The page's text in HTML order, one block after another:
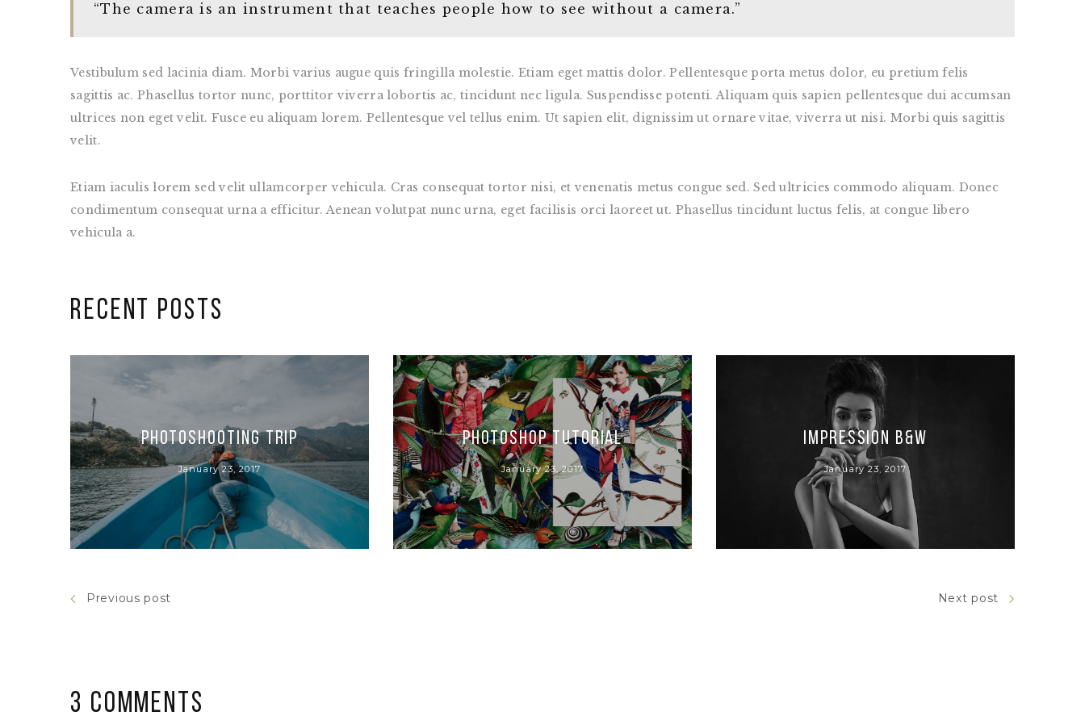
“The camera is an instrument that teaches people how to see without a camera.”
Vestibulum sed lacinia diam. Morbi varius augue quis fringilla molestie. Etiam eget mattis dolor. Pellentesque porta metus dolor, eu pretium felis
sagittis ac. Phasellus tortor nunc, porttitor viverra lobortis ac, tincidunt nec ligula. Suspendisse potenti. Aliquam quis sapien pellentesque dui accumsan
ultrices non eget velit. Fusce eu aliquam lorem. Pellentesque vel tellus enim. Ut sapien elit, dignissim ut ornare vitae, viverra ut nisi. Morbi quis sagittis
velit.
Etiam iaculis lorem sed velit ullamcorper vehicula. Cras consequat tortor nisi, et venenatis metus congue sed. Sed ultricies commodo aliquam. Donec
condimentum consequat urna a efficitur. Aenean volutpat nunc urna, eget facilisis orci laoreet ut. Phasellus tincidunt luctus felis, at congue libero
vehicula a.
RECENT POSTS
Photoshooting Trip
January 23, 2017
Photoshop Tutorial
January 23, 2017
Impression B&W
January 23, 2017
Previous post Next post
3 Comments